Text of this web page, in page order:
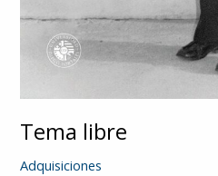
Tema libre
Adquisiciones